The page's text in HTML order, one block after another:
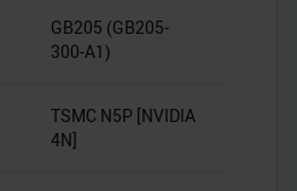
GB205 (GB205-
300-A1)
TSMC N5P [NVIDIA
4N]